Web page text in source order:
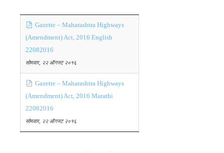
Gazette – Maharashtra Highways
(Amendment) Act, 2016 English
22082016
सोमवार, २२ ऑगस्ट २०१६
Gazette – Maharashtra Highways
(Amendment) Act, 2016 Marathi
22082016
सोमवार, २२ ऑगस्ट २०१६